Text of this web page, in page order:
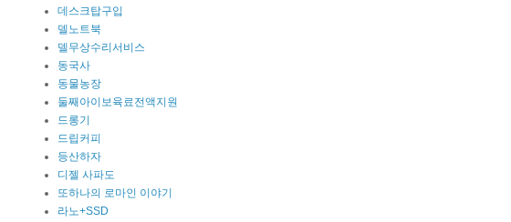
데스크탑구입
델노트북
델무상수리서비스
동국사
동물농장
둘째아이보육료전액지원
드롱기
드립커피
등산하자
디젤 사파도
또하나의 로마인 이야기
라노+SSD